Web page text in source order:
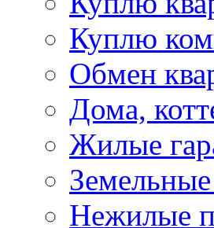
Куплю
Обмен
Дома,
Жилые
Нежилые